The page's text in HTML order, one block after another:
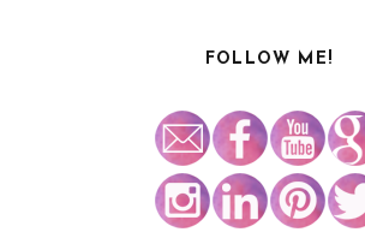
FOLLOW ME!